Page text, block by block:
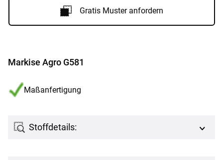
Markise Agro G581
Maßanfertigung
Stoffdetails:
Gratis Muster anfordern